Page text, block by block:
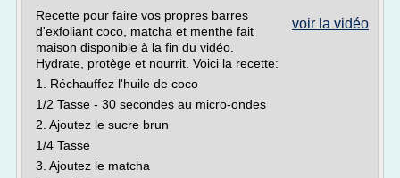
voir la vidéo
Recette pour faire vos propres barres
d'exfoliant coco, matcha et menthe fait
maison disponible à la fin du vidéo.
Hydrate, protège et nourrit. Voici la recette:
1. Réchauffez l'huile de coco
1/2 Tasse - 30 secondes au micro-ondes
2. Ajoutez le sucre brun
1/4 Tasse
3. Ajoutez le matcha